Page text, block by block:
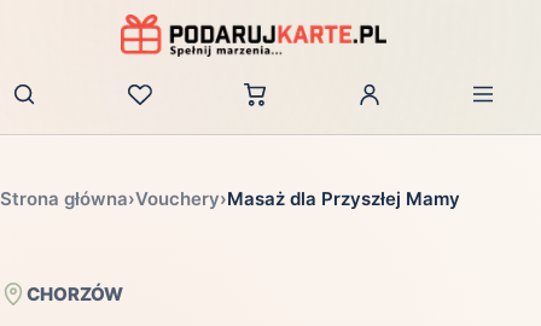
Zaloguj
Strona główna›Vouchery›Masaż dla Przyszłej Mamy
CHORZÓW